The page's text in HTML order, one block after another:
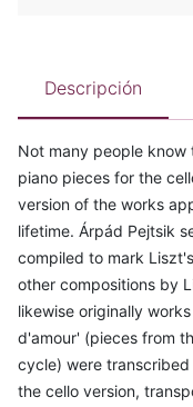
Descripción
Not many people know
piano pieces for the
version of the works
lifetime. Árpád Pejtsik
compiled to mark
other compositions by
likewise originally
d'amour' (pieces from
cycle) were
the cello version,